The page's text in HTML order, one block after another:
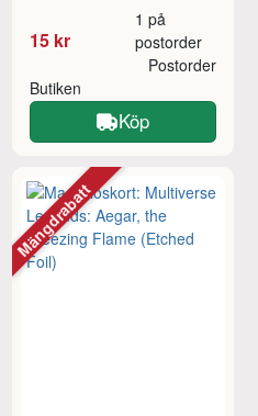
15 kr
1 på
postorder
Butiken
Postorder
Köp
Mängdrabatt